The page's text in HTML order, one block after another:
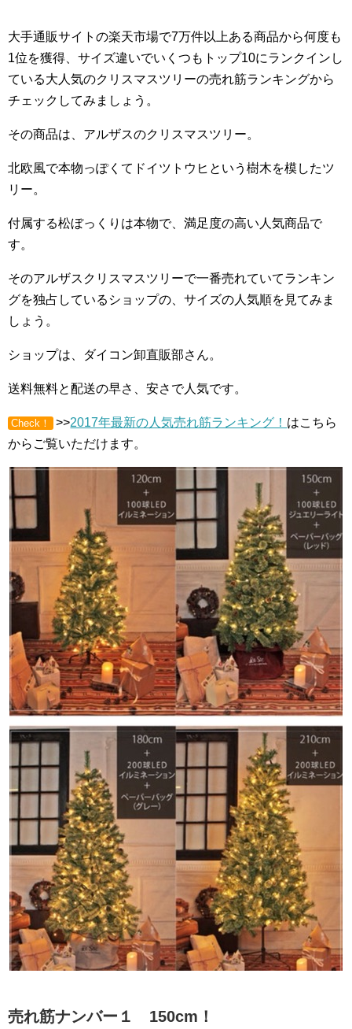
大手通販サイトの楽天市場で7万件以上ある商品から何度も
1位を獲得、サイズ違いでいくつもトップ10にランクインし
ている大人気のクリスマスツリーの売れ筋ランキングから
チェックしてみましょう。
その商品は、アルザスのクリスマスツリー。
北欧風で本物っぽくてドイツトウヒという樹木を模したツ
リー。
付属する松ぼっくりは本物で、満足度の高い人気商品で
す。
そのアルザスクリスマスツリーで一番売れていてランキン
グを独占しているショップの、サイズの人気順を見てみま
しょう。
ショップは、ダイコン卸直販部さん。
送料無料と配送の早さ、安さで人気です。
Check！ >>2017年最新の人気売れ筋ランキング！ はこちら
からご覧いただけます。
売れ筋ナンバー１ 150cm！